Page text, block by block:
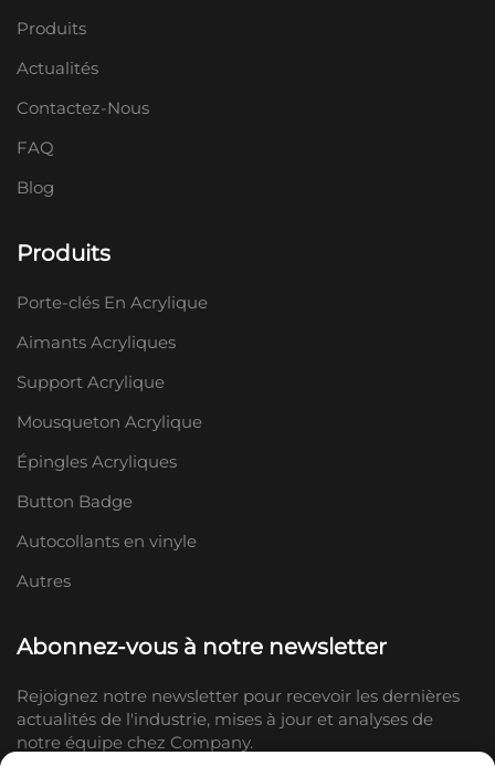
Produits
Actualités
Contactez-Nous
FAQ
Blog
Produits
Porte-clés En Acrylique
Aimants Acryliques
Support Acrylique
Mousqueton Acrylique
Épingles Acryliques
Button Badge
Autocollants en vinyle
Autres
Abonnez-vous à notre newsletter
Rejoignez notre newsletter pour recevoir les dernières
actualités de l'industrie, mises à jour et analyses de
notre équipe chez Company.